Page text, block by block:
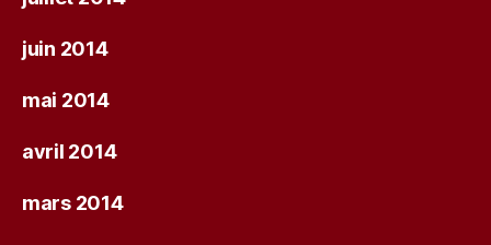
juin 2014
mai 2014
avril 2014
mars 2014